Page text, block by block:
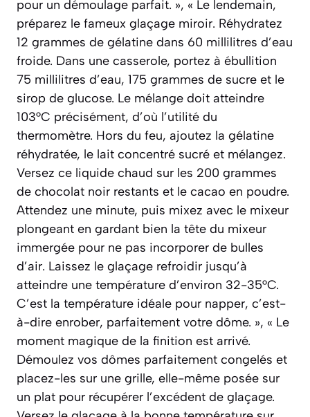
pour un démoulage parfait. », « Le lendemain,
préparez le fameux glaçage miroir. Réhydratez
12 grammes de gélatine dans 60 millilitres d’eau
froide. Dans une casserole, portez à ébullition
75 millilitres d’eau, 175 grammes de sucre et le
sirop de glucose. Le mélange doit atteindre
103°C précisément, d’où l’utilité du
thermomètre. Hors du feu, ajoutez la gélatine
réhydratée, le lait concentré sucré et mélangez.
Versez ce liquide chaud sur les 200 grammes
de chocolat noir restants et le cacao en poudre.
Attendez une minute, puis mixez avec le mixeur
plongeant en gardant bien la tête du mixeur
immergée pour ne pas incorporer de bulles
d’air. Laissez le glaçage refroidir jusqu’à
atteindre une température d’environ 32-35°C.
C’est la température idéale pour napper, c’est-
à-dire enrober, parfaitement votre dôme. », « Le
moment magique de la finition est arrivé.
Démoulez vos dômes parfaitement congelés et
placez-les sur une grille, elle-même posée sur
un plat pour récupérer l’excédent de glaçage.